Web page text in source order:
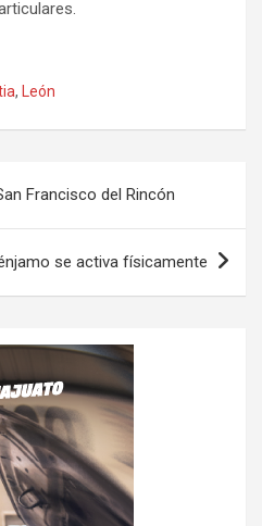
, León
Francisco del Rincón
se activa físicamente